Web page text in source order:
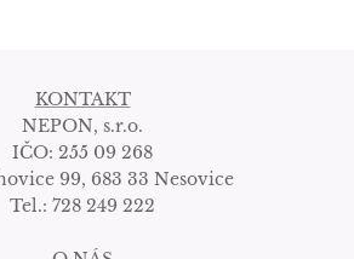
KONTAKT
NEPON, s.r.o.
IČO: 255 09 268
99, 683 33 Nesovice
Tel.: 728 249 222